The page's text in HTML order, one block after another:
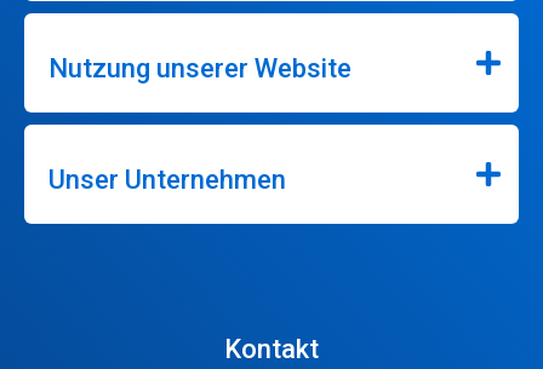
Nutzung unserer Website
Unser Unternehmen
Kontakt